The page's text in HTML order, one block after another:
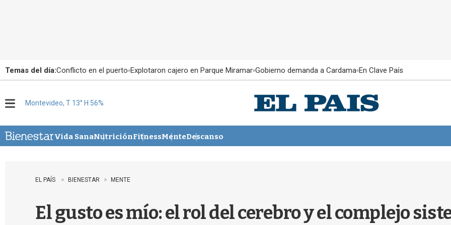
Temas del día:Conflicto en el puerto Explotaron cajero en Parque Miramar Gobierno demanda a Cardama En Clave País
u
Montevideo, T 13° H 56%
Vida SanaNutriciónFitnessMenteDescanso
EL PAÍS BIENESTAR MENTE
El gusto es mío: el rol del cerebro y el complejo